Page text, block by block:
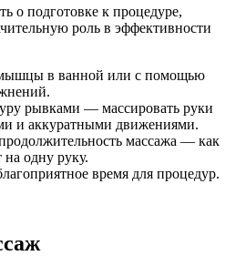
о подготовке к процедуре,
роль в эффективности
мышцы в ванной или с помощью
рывками — массировать руки
и аккуратными движениями.
массажа — как
одну руку.
время для процедур.